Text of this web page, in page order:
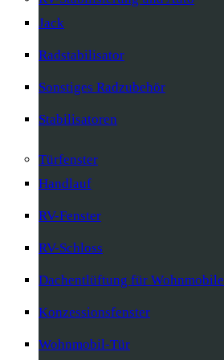
Jack
Radstabilisator
Sonstiges Radzubehör
Stabilisatoren
Türfenster
Handlauf
RV-Fenster
RV-Schloss
Dachentlüftung für Wohnmobile
Konzessionsfenster
Wohnmobil-Tür